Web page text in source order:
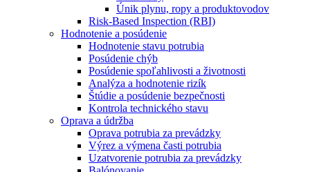
Únik plynu, ropy a produktovodov
Risk-Based Inspection (RBI)
Hodnotenie a posúdenie
Hodnotenie stavu potrubia
Posúdenie chýb
Posúdenie spoľahlivosti a životnosti
Analýza a hodnotenie rizík
Štúdie a posúdenie bezpečnosti
Kontrola technického stavu
Oprava a údržba
Oprava potrubia za prevádzky
Výrez a výmena časti potrubia
Uzatvorenie potrubia za prevádzky